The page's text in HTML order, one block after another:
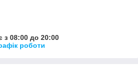
з 08:00 до 20:00
роботи